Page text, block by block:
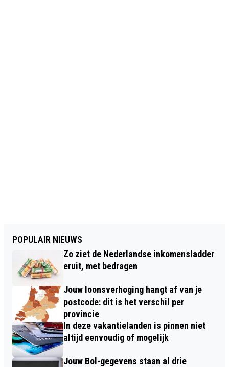
POPULAIR NIEUWS
Zo ziet de Nederlandse inkomensladder
eruit, met bedragen
Jouw loonsverhoging hangt af van je
postcode: dit is het verschil per
provincie
In deze vakantielanden is pinnen niet
altijd eenvoudig of mogelijk
Jouw Bol-gegevens staan al drie